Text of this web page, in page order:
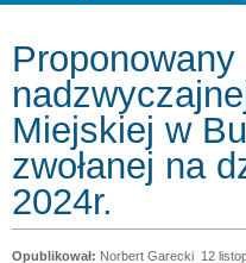
Miejskiej w
zwołanej na
2024r.
Norbert Garecki 12